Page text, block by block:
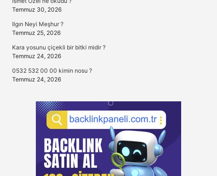
Temmuz 30, 2026
Ilgın Neyi Meşhur ?
Temmuz 25, 2026
Kara yosunu çiçekli bir bitki midir ?
Temmuz 24, 2026
0532 532 00 00 kimin nosu ?
Temmuz 24, 2026